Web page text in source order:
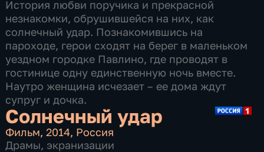
История любви поручика и прекрасной
незнакомки, обрушившейся на них, как
солнечный удар. Познакомившись на
пароходе, герои сходят на берег в маленьком
уездном городке Павлино, где проводят в
гостинице одну единственную ночь вместе.
Наутро женщина исчезает – ее дома ждут
супруг и дочка.
Солнечный удар
Фильм,2014, Россия
Драмы, экранизации